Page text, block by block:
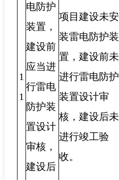
1
1
电防护
装置，
建设前
应当进
行雷电
防护装
置设计
审核，
建设后
项目建设未安
装雷电防护装
置，建设前未
进行雷电防护
装置设计审
核，建设后未
进行竣工验
收。